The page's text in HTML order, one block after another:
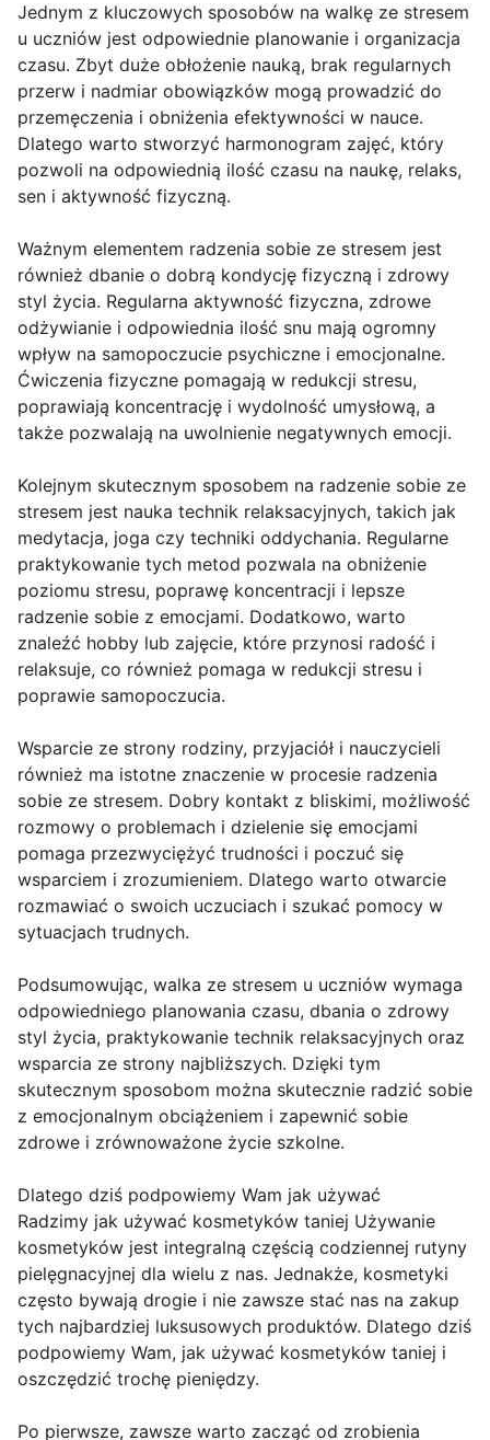
Jednym z kluczowych sposobów na walkę ze stresem
u uczniów jest odpowiednie planowanie i organizacja
czasu. Zbyt duże obłożenie nauką, brak regularnych
przerw i nadmiar obowiązków mogą prowadzić do
przemęczenia i obniżenia efektywności w nauce.
Dlatego warto stworzyć harmonogram zajęć, który
pozwoli na odpowiednią ilość czasu na naukę, relaks,
sen i aktywność fizyczną.
Ważnym elementem radzenia sobie ze stresem jest
również dbanie o dobrą kondycję fizyczną i zdrowy
styl życia. Regularna aktywność fizyczna, zdrowe
odżywianie i odpowiednia ilość snu mają ogromny
wpływ na samopoczucie psychiczne i emocjonalne.
Ćwiczenia fizyczne pomagają w redukcji stresu,
poprawiają koncentrację i wydolność umysłową, a
także pozwalają na uwolnienie negatywnych emocji.
Kolejnym skutecznym sposobem na radzenie sobie ze
stresem jest nauka technik relaksacyjnych, takich jak
medytacja, joga czy techniki oddychania. Regularne
praktykowanie tych metod pozwala na obniżenie
poziomu stresu, poprawę koncentracji i lepsze
radzenie sobie z emocjami. Dodatkowo, warto
znaleźć hobby lub zajęcie, które przynosi radość i
relaksuje, co również pomaga w redukcji stresu i
poprawie samopoczucia.
Wsparcie ze strony rodziny, przyjaciół i nauczycieli
również ma istotne znaczenie w procesie radzenia
sobie ze stresem. Dobry kontakt z bliskimi, możliwość
rozmowy o problemach i dzielenie się emocjami
pomaga przezwyciężyć trudności i poczuć się
wsparciem i zrozumieniem. Dlatego warto otwarcie
rozmawiać o swoich uczuciach i szukać pomocy w
sytuacjach trudnych.
Podsumowując, walka ze stresem u uczniów wymaga
odpowiedniego planowania czasu, dbania o zdrowy
styl życia, praktykowanie technik relaksacyjnych oraz
wsparcia ze strony najbliższych. Dzięki tym
skutecznym sposobom można skutecznie radzić sobie
z emocjonalnym obciążeniem i zapewnić sobie
zdrowe i zrównoważone życie szkolne.
Dlatego dziś podpowiemy Wam jak używać
Radzimy jak używać kosmetyków taniej Używanie
kosmetyków jest integralną częścią codziennej rutyny
pielęgnacyjnej dla wielu z nas. Jednakże, kosmetyki
często bywają drogie i nie zawsze stać nas na zakup
tych najbardziej luksusowych produktów. Dlatego dziś
podpowiemy Wam, jak używać kosmetyków taniej i
oszczędzić trochę pieniędzy.
Po pierwsze, zawsze warto zacząć od zrobienia